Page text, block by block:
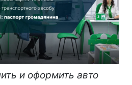
и оформить авто